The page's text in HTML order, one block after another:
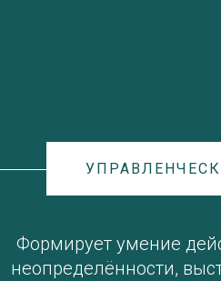
Формирует умение
неопределённости,